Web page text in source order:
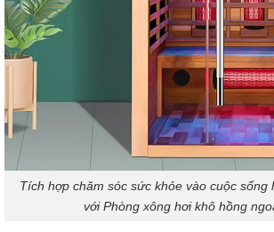
Tích hợp chăm sóc sức khỏe vào cuộc sống
với Phòng xông hơi khô hồng